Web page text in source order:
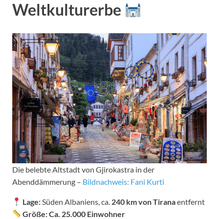
Weltkulturerbe
Die belebte Altstadt von Gjirokastra in der
Abenddämmerung – Bildnachweis: Fani Kurti
Lage: Süden Albaniens, ca. 240 km von Tiranaentfernt
Größe:Ca. 25.000 Einwohner